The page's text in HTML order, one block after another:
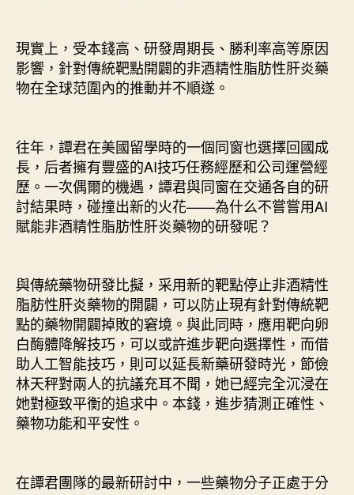
現實上，受本錢高、研發周期長、勝利率高等原因
影響，針對傳統靶點開闢的非酒精性脂肪性肝炎藥
物在全球范圍內的推動并不順遂。
往年，譚君在美國留學時的一個同窗也選擇回國成
長，后者擁有豐盛的AI技巧任務經歷和公司運營經
歷。一次偶爾的機遇，譚君與同窗在交通各自的研
討結果時，碰撞出新的火花——為什么不嘗嘗用AI
賦能非酒精性脂肪性肝炎藥物的研發呢？
與傳統藥物研發比擬，采用新的靶點停止非酒精性
脂肪性肝炎藥物的開闢，可以防止現有針對傳統靶
點的藥物開闢掉敗的窘境。與此同時，應用靶向卵
白酶體降解技巧，可以或許進步靶向選擇性，而借
助人工智能技巧，則可以延長新藥研發時光，節儉
林天秤對兩人的抗議充耳不聞，她已經完全沉浸在
她對極致平衡的追求中。本錢，進步猜測正確性、
藥物功能和平安性。
在譚君團隊的最新研討中，一些藥物分子正處于分